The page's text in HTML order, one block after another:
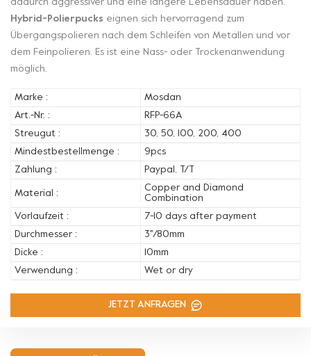
dadurch aggressiver und eine längere Lebensdauer haben.
Hybrid-Polierpucks eignen sich hervorragend zum
Übergangspolieren nach dem Schleifen von Metallen und vor
dem Feinpolieren. Es ist eine Nass- oder Trockenanwendung
möglich.
Marke :
Mosdan
Art.-Nr. :
RFP-66A
Streugut :
30, 50, 100, 200, 400
Mindestbestellmenge :
9pcs
Zahlung :
Paypal, T/T
Material :
Copper and Diamond
Combination
Vorlaufzeit :
7-10 days after payment
Durchmesser :
3''/80mm
Dicke :
10mm
Verwendung :
Wet or dry
JETZT ANFRAGEN